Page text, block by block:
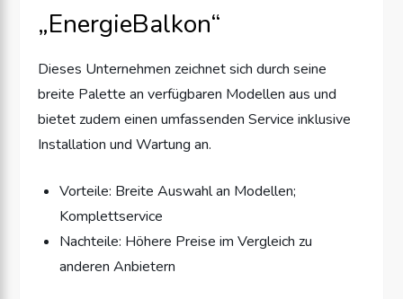
„EnergieBalkon“
Dieses Unternehmen zeichnet sich durch seine
breite Palette an verfügbaren Modellen aus und
bietet zudem einen umfassenden Service inklusive
Installation und Wartung an.
Vorteile: Breite Auswahl an Modellen;
Komplettservice
Nachteile: Höhere Preise im Vergleich zu
anderen Anbietern